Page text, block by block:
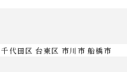
代田区 台東区 市川市 船橋市